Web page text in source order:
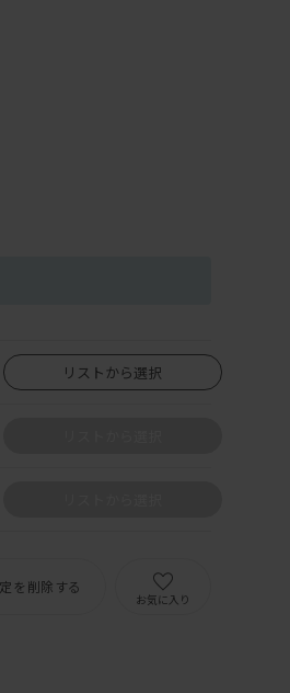
リストから選択
を削除する
お気に入り